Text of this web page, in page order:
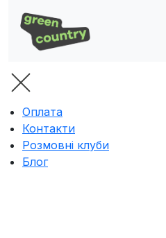
Оплата
Контакти
Розмовні клуби
Блог